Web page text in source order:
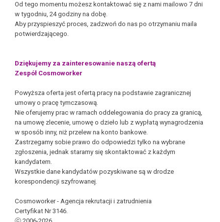
Od tego momentu możesz kontaktować się z nami mailowo 7 dni
w tygodniu, 24 godziny na dobę.
Aby przyspieszyć proces, zadzwoń do nas po otrzymaniu maila
potwierdzającego.
Dziękujemy za zainteresowanie naszą ofertą
Zespół Cosmoworker
Powyższa oferta jest ofertą pracy na podstawie zagranicznej
umowy o pracę tymczasową.
Nie oferujemy prac w ramach oddelegowania do pracy za granicą,
na umowę zlecenie, umowę o dzieło lub z wypłatą wynagrodzenia
w sposób inny, niż przelew na konto bankowe.
Zastrzegamy sobie prawo do odpowiedzi tylko na wybrane
zgłoszenia, jednak staramy się skontaktować z każdym
kandydatem.
Wszystkie dane kandydatów pozyskiwane są w drodze
korespondencji szyfrowanej.
Cosmoworker - Agencja rekrutacji i zatrudnienia
Certyfikat Nr 3146.